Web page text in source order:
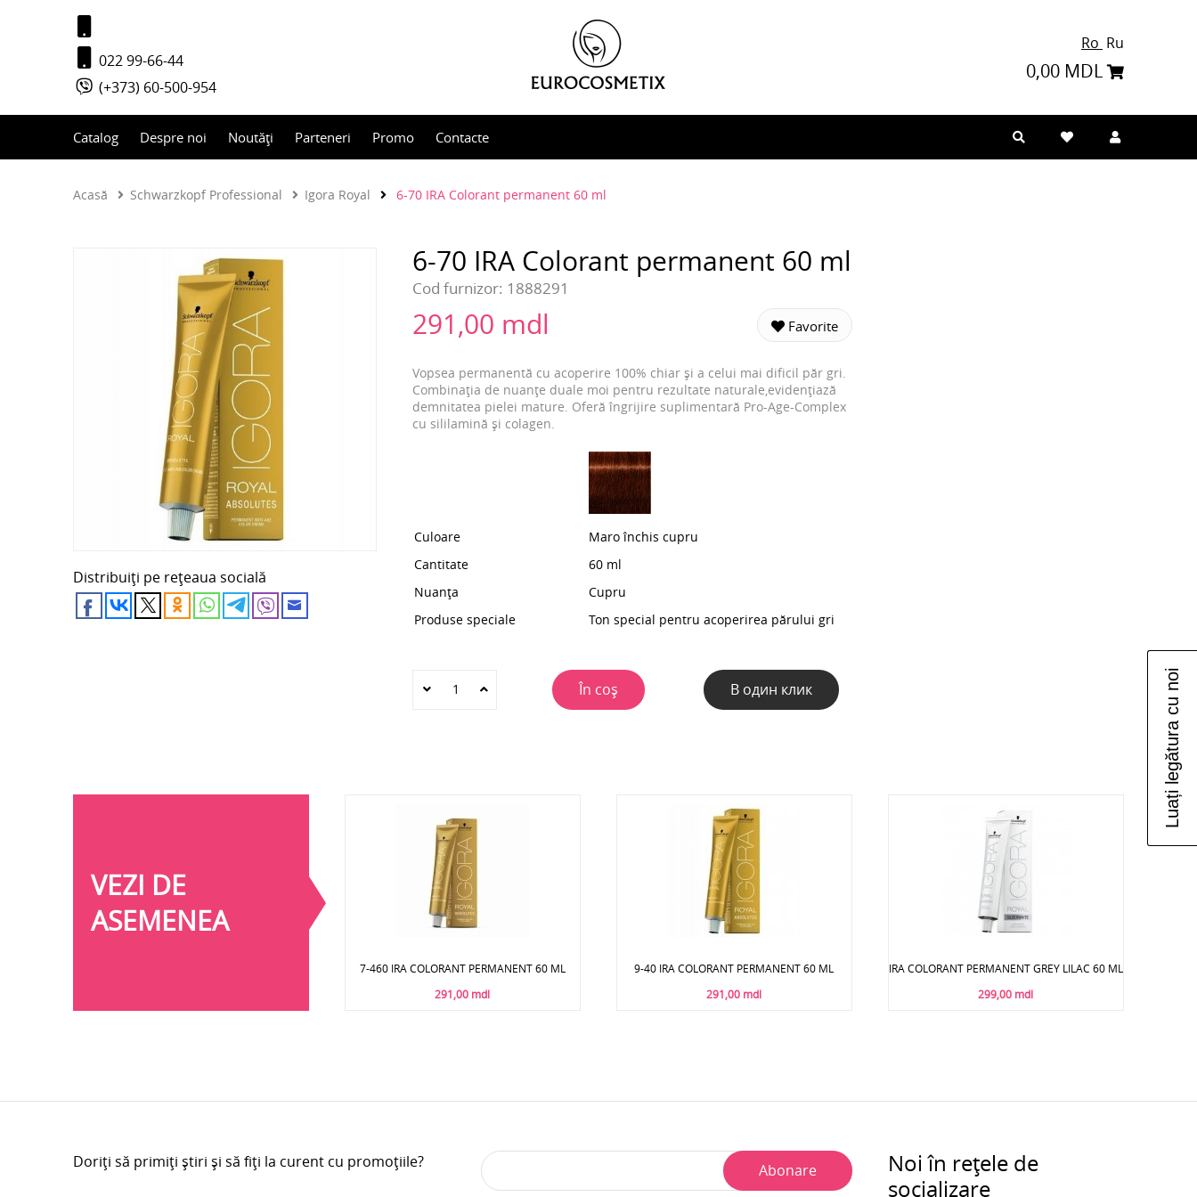
022 99-66-44
(+373) 60-500-954
Ro Ru
0,00 MDL
Catalog Despre noi Noutăți Parteneri Promo Contacte
Luați legătura cu noi
Acasă Schwarzkopf Professional Igora Royal 6-70 IRA Colorant permanent 60 ml
Distribuiți pe rețeaua socială
6-70 IRA Colorant permanent 60 ml
Cod furnizor: 1888291
291,00 mdl Favorite
Vopsea permanentă cu acoperire 100% chiar și a celui mai dificil păr gri.
Combinația de nuanțe duale moi pentru rezultate naturale,evidențiază
demnitatea pielei mature. Oferă îngrijire suplimentară Pro-Age-Complex
cu sililamină și colagen.
Culoare
Maro închis cupru
Cantitate
60 ml
Nuanța
Cupru
Produse speciale
Ton special pentru acoperirea părului gri
În coș В один клик
VEZI DE
ASEMENEA
7-460 IRA COLORANT PERMANENT 60 ML
291,00 mdl
9-40 IRA COLORANT PERMANENT 60 ML
291,00 mdl
IRA СOLORANT PERMANENT GREY LILAC 60 ML
299,00 mdl
Doriți să primiți știri și să fiți la curent cu promoțiile? Abonare
Noi în rețele de
socializare